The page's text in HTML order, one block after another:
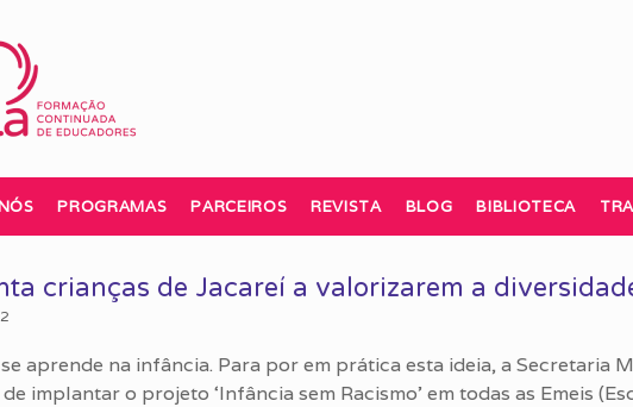
PROGRAMAS PARCEIROS REVISTA BLOG BIBLIOTECA
crianças de Jacareí a valorizarem a
aprende na infância. Para por em prática esta ideia, a Secretaria
implantar o projeto ‘Infância sem Racismo’ em todas as Emeis